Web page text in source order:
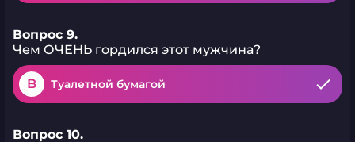
Вопрос 9.
Чем ОЧЕНЬ гордился этот мужчина?
B Туалетной бумагой
Вопрос 10.